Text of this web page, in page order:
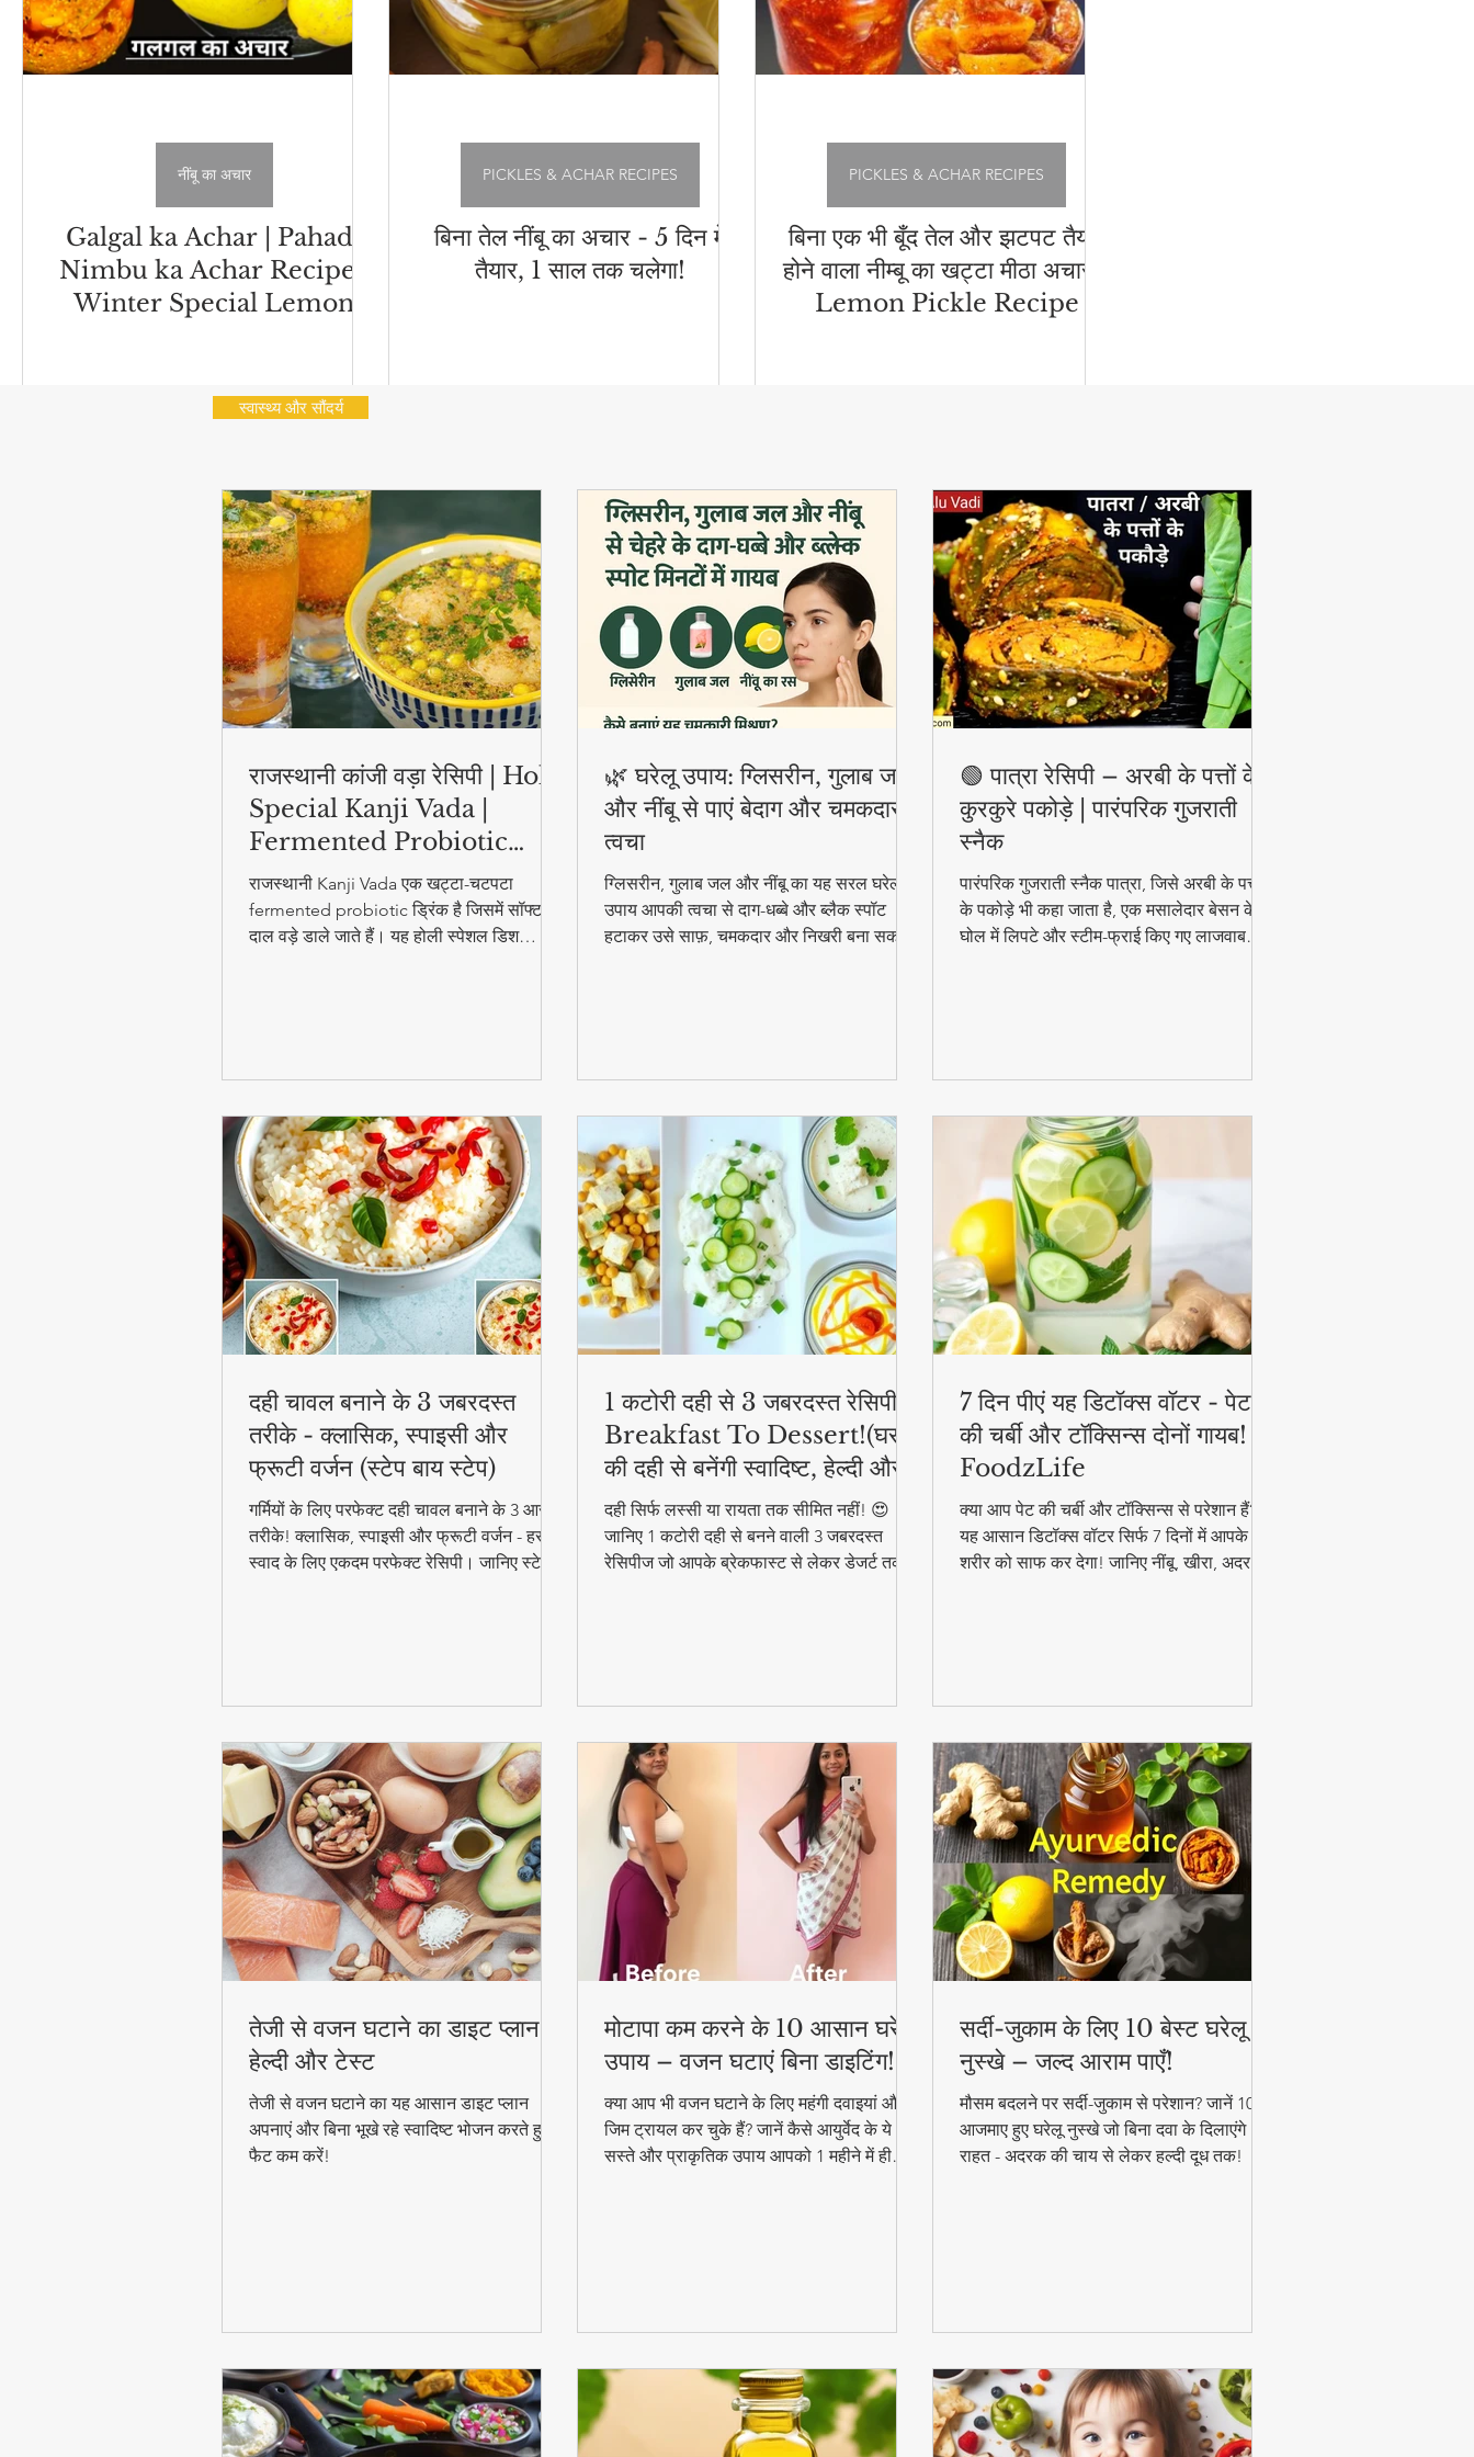
Galgal ka Achar | Pahadi
Nimbu ka Achar Recipe |
Winter Special Lemon
नींबू का अचार
बिना तेल नींबू का अचार - 5 दिन में
तैयार, 1 साल तक चलेगा!
PICKLES & ACHAR RECIPES
बिना एक भी बूँद तेल और झटपट तैयार
होने वाला नीम्बू का खट्टा मीठा अचार -
Lemon Pickle Recipe
PICKLES & ACHAR RECIPES
View More
स्वास्थ्य और सौंदर्य
राजस्थानी कांजी वड़ा रेसिपी | Holi
Special Kanji Vada |
Fermented Probiotic
Drink
राजस्थानी Kanji Vada एक खट्टा-चटपटा
fermented probiotic ड्रिंक है जिसमें सॉफ्ट
दाल वड़े डाले जाते हैं। यह होली स्पेशल डिश
🌿 घरेलू उपाय: ग्लिसरीन, गुलाब जल
और नींबू से पाएं बेदाग और चमकदार
त्वचा
ग्लिसरीन, गुलाब जल और नींबू का यह सरल घरेलू
उपाय आपकी त्वचा से दाग-धब्बे और ब्लैक स्पॉट
हटाकर उसे साफ़, चमकदार और निखरी बना सकता
🟢 पात्रा रेसिपी – अरबी के पत्तों के
कुरकुरे पकोड़े | पारंपरिक गुजराती
स्नैक
पारंपरिक गुजराती स्नैक पात्रा, जिसे अरबी के पत्तों
के पकोड़े भी कहा जाता है, एक मसालेदार बेसन के
घोल में लिपटे और स्टीम-फ्राई किए गए लाजवाब
दही चावल बनाने के 3 जबरदस्त
तरीके - क्लासिक, स्पाइसी और
फ्रूटी वर्जन (स्टेप बाय स्टेप)
गर्मियों के लिए परफेक्ट दही चावल बनाने के 3 आसान
तरीके! क्लासिक, स्पाइसी और फ्रूटी वर्जन - हर
स्वाद के लिए एकदम परफेक्ट रेसिपी। जानिए स्टेप
1 कटोरी दही से 3 जबरदस्त रेसिपी –
Breakfast To Dessert!(घर
की दही से बनेंगी स्वादिष्ट, हेल्दी और
आसान डिशेज)
दही सिर्फ लस्सी या रायता तक सीमित नहीं! 😍
जानिए 1 कटोरी दही से बनने वाली 3 जबरदस्त
रेसिपीज जो आपके ब्रेकफास्ट से लेकर डेजर्ट तक
7 दिन पीएं यह डिटॉक्स वॉटर - पेट
की चर्बी और टॉक्सिन्स दोनों गायब! |
FoodzLife
क्या आप पेट की चर्बी और टॉक्सिन्स से परेशान हैं?
यह आसान डिटॉक्स वॉटर सिर्फ 7 दिनों में आपके
शरीर को साफ कर देगा! जानिए नींबू, खीरा, अदरक
तेजी से वजन घटाने का डाइट प्लान –
हेल्दी और टेस्ट
तेजी से वजन घटाने का यह आसान डाइट प्लान
अपनाएं और बिना भूखे रहे स्वादिष्ट भोजन करते हुए
फैट कम करें!
मोटापा कम करने के 10 आसान घरेलू
उपाय – वजन घटाएं बिना डाइटिंग!
क्या आप भी वजन घटाने के लिए महंगी दवाइयां और
जिम ट्रायल कर चुके हैं? जानें कैसे आयुर्वेद के ये
सस्ते और प्राकृतिक उपाय आपको 1 महीने में ही
सर्दी-जुकाम के लिए 10 बेस्ट घरेलू
नुस्खे – जल्द आराम पाएँ!
मौसम बदलने पर सर्दी-जुकाम से परेशान? जानें 10
आजमाए हुए घरेलू नुस्खे जो बिना दवा के दिलाएंगे
राहत - अदरक की चाय से लेकर हल्दी दूध तक!